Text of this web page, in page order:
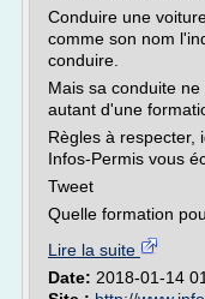
Conduire une
comme son nom
conduire.
Mais sa conduite
autant d'une
Règles à respecter,
Infos-Permis vous
Tweet
Quelle formation
Lire la suite
Date: 2018-01-14